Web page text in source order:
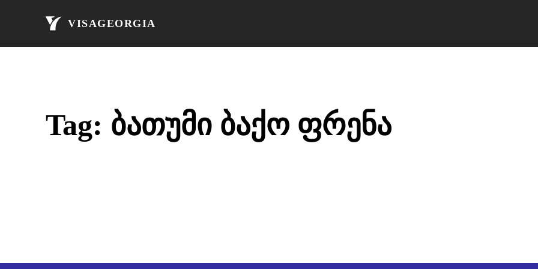
VISAGEORGIA
Tag: ბათუმი ბაქო ფრენა